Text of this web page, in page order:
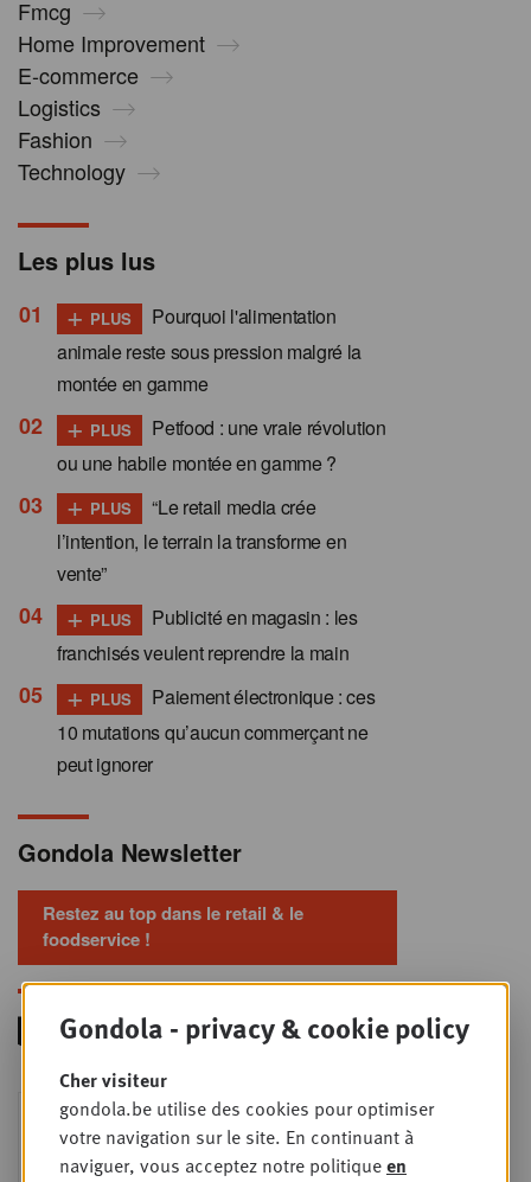
Fmcg
Home Improvement
E-commerce
Logistics
Fashion
Technology
Les plus lus
+ PLUS
Pourquoi l'alimentation
animale reste sous pression malgré la
montée en gamme
+ PLUS
Petfood : une vraie révolution
ou une habile montée en gamme ?
+ PLUS
“Le retail media crée
l’intention, le terrain la transforme en
vente”
+ PLUS
Publicité en magasin : les
franchisés veulent reprendre la main
+ PLUS
Paiement électronique : ces
10 mutations qu’aucun commerçant ne
peut ignorer
Gondola Newsletter
Restez au top dans le retail & le
foodservice !
MER
9
SEPT
Foodservice - Joint
business planning
Intro to Negotiation: Succes aan de
Gondola - privacy & cookie policy
Cher visiteur
gondola.be utilise des cookies pour optimiser
votre navigation sur le site. En continuant à
naviguer, vous acceptez notre politiqueen